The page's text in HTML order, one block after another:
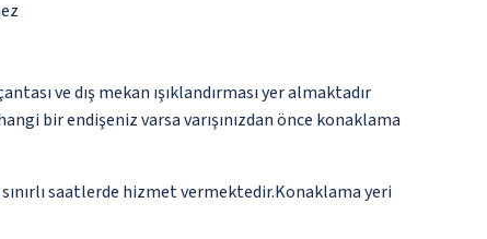
ve dış mekan ışıklandırması yer almaktadır
bir endişeniz varsa varışınızdan önce konaklama
sınırlı saatlerde hizmet vermektedir.Konaklama yeri